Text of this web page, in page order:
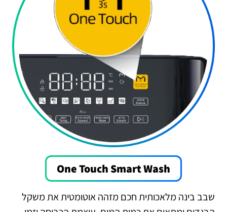
One Touch Smart Wash
שבב בינה מלאכותית חכם מזהה אוטומטית את משקל